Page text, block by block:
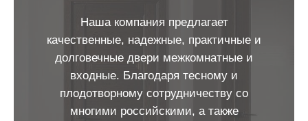
Наша компания предлагает
качественные, надежные, практичные и
долговечные двери межкомнатные и
входные. Благодаря тесному и
плодотворному сотрудничеству со
многими российскими, а также